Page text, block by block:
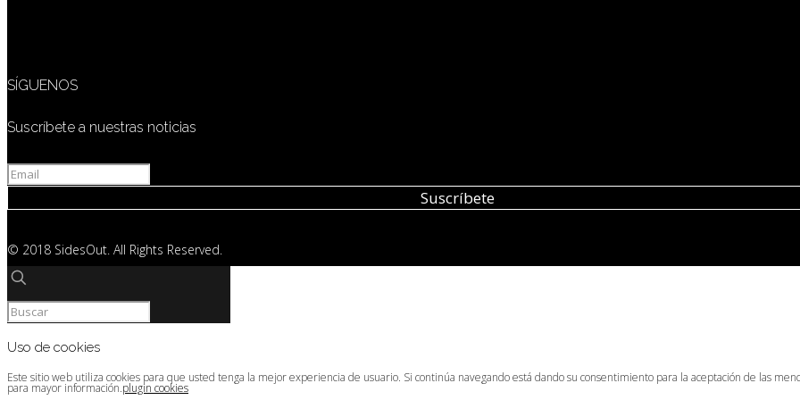
SÍGUENOS
Suscríbete a nuestras noticias
© 2018 SidesOut. All Rights Reserved.
Uso de cookies
Este sitio web utiliza cookies para que usted tenga la mejor experiencia de usuario. Si continúa navegando está dando su consentimiento para la aceptación de las
para mayor información.plugin cookies